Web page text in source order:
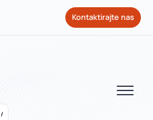
Kontaktirajte nas
/